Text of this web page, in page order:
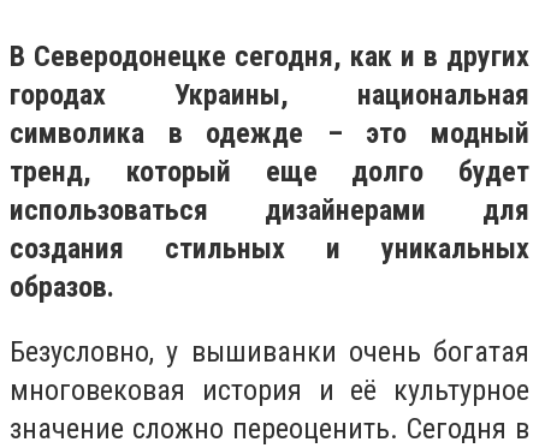
В Северодонецке сегодня, как и в других
городах Украины, национальная
символика в одежде – это модный
тренд, который еще долго будет
использоваться дизайнерами для
создания стильных и уникальных
образов.
Безусловно, у вышиванки очень богатая
многовековая история и её культурное
значение сложно переоценить. Сегодня в